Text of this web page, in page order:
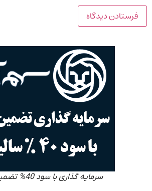
سرمایه گذاری با سود 40% تضمین شده